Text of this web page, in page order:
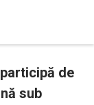
de
sub